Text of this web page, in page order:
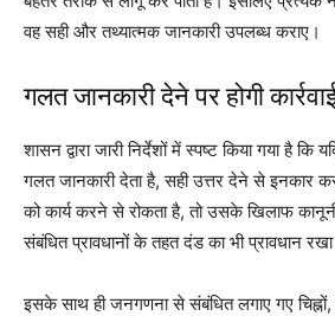
वह सही और तथ्यात्मक जानकारी उपलब्ध कराए।
गलत जानकारी देने पर होगी
शासन द्वारा जारी निर्देशों में स्पष्ट किया गया है कि
गलत जानकारी देता है, सही उत्तर देने से इनकार
को कार्य करने से रोकता है, तो उसके खिलाफ
संबंधित प्रावधानों के तहत दंड का भी प्रावधान
इसके साथ ही जनगणना से संबंधित लगाए गए